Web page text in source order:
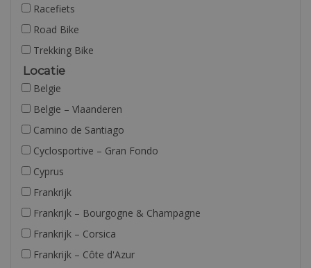
Racefiets
Road Bike
Trekking Bike
Locatie
Belgie
Belgie – Vlaanderen
Camino de Santiago
Cyclosportive – Gran Fondo
Cyprus
Frankrijk
Frankrijk – Bourgogne & Champagne
Frankrijk – Corsica
Frankrijk – Côte d'Azur